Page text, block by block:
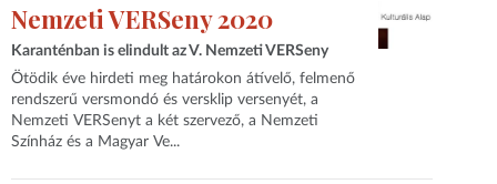
Nemzeti VERSeny 2020
Karanténban is elindult az V. Nemzeti VERSeny
Ötödik éve hirdeti meg határokon átívelő, felmenő
rendszerű versmondó és versklip versenyét, a
Nemzeti VERSenyt a két szervező, a Nemzeti
Színház és a Magyar Ve...